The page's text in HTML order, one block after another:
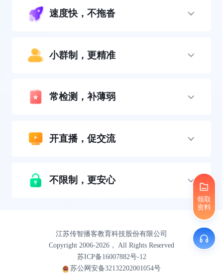
领取
资料
速度快，不拖沓
小群制，更精准
常检测，补薄弱
开直播，促交流
不限制，更安心
江苏传智播客教育科技股份有限公司
Copyright 2006-2026， All Rights Reserved
苏ICP备16007882号-12
苏公网安备32132202001054号